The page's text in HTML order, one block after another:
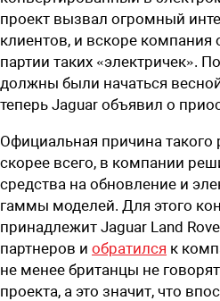
проект вызвал огромный
клиентов, и вскоре компания
партии таких «электричек».
должны были начаться
теперь Jaguar объявил о
Официальная причина такого
скорее всего, в компании
средства на обновление и
гаммы моделей. Для этого
принадлежит Jaguar Land
партнеров и обратился к
не менее британцы не
проекта, а это значит, что